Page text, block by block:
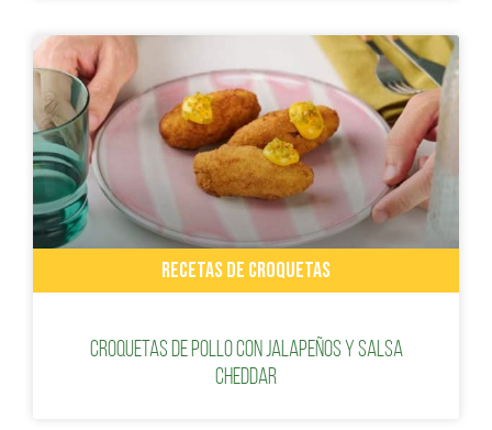
RECETAS DE CROQUETAS
Croquetas de pollo con jalapeños y salsa
cheddar